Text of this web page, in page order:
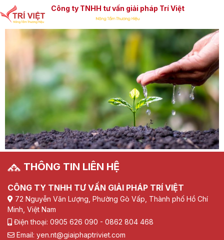
Công ty TNHH tư vấn giải pháp Trí Việt
THÔNG TIN LIÊN HỆ
CÔNG TY TNHH TƯ VẤN GIẢI PHÁP TRÍ VIỆT
72 Nguyễn Văn Lượng, Phường Gò Vấp, Thành phố Hồ Chí
Minh, Việt Nam
Điện thoại: 0905 626 090 - 0862 804 468
Email: yen.nt@giaiphaptriviet.com